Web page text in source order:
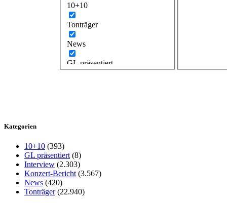
10+10
Tonträger
News
GL präsentiert
Kategorien
10+10 (393)
GL präsentiert (8)
Interview (2.303)
Konzert-Bericht (3.567)
News (420)
Tonträger(22.940)